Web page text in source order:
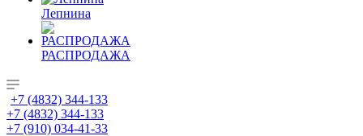
Лепнина
РАСПРОДАЖА
+7 (4832) 344-133
+7 (4832) 344-133
+7 (910) 034-41-33